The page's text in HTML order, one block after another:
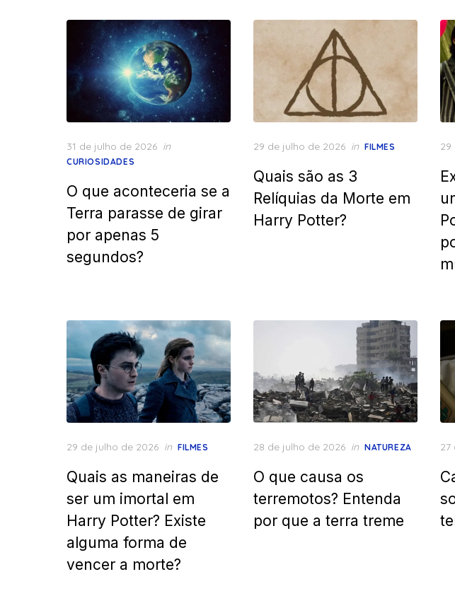
Posted
on
31 de julho de 2026 in
CURIOSIDADES
O que aconteceria se a
Terra parasse de girar
por apenas 5
segundos?
Posted
29 de julho de 2026 in FILMES
Quais são as 3
Relíquias da Morte em
Harry Potter?
29
Posted
29 de julho de 2026 in FILMES
Quais as maneiras de
ser um imortal em
Harry Potter? Existe
alguma forma de
vencer a morte?
Posted
28 de julho de 2026 in NATUREZA
O que causa os
terremotos? Entenda
por que a terra treme
27